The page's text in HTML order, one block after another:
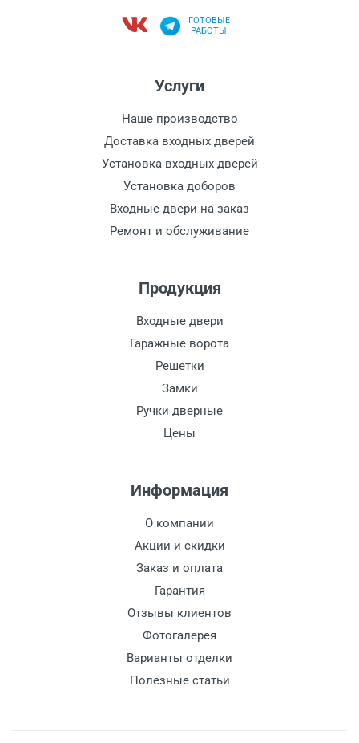
ГОТОВЫЕ
РАБОТЫ
Услуги
Наше производство
Доставка входных дверей
Установка входных дверей
Установка доборов
Входные двери на заказ
Ремонт и обслуживание
Продукция
Входные двери
Гаражные ворота
Решетки
Замки
Ручки дверные
Цены
Информация
О компании
Акции и скидки
Заказ и оплата
Гарантия
Отзывы клиентов
Фотогалерея
Варианты отделки
Полезные статьи